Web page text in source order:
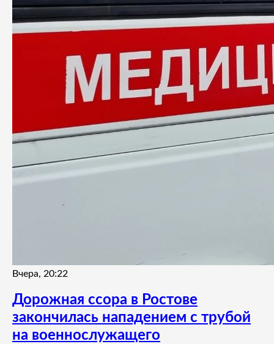
Вчера, 20:22
Дорожная ссора в Ростове
закончилась нападением с трубой
на военнослужащего